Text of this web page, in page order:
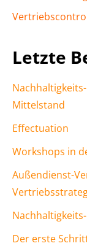
Letzte
Mittelstand
Effectuation
Workshops in
Außendienst-
Der erste